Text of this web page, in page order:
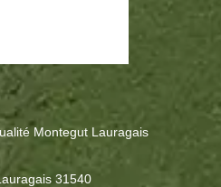
Montegut Lauragais
31540